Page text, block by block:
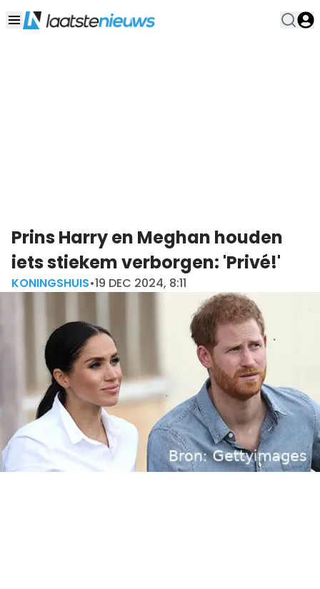
Prins Harry en Meghan houden
iets stiekem verborgen: 'Privé!'
KONINGSHUIS•19 DEC 2024, 8:11